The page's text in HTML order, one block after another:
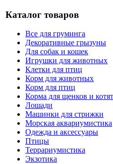
Каталог товаров
Все для груминга
Декоративные грызуны
Для собак и кошек
Игрушки для животных
Клетки для птиц
Корм для животных
Корм для птиц
Корма для щенков и котят
Лошади
Машинки для стрижки
Морская аквариумистика
Одежда и аксессуары
Птицы
Террариумистика
Экзотика